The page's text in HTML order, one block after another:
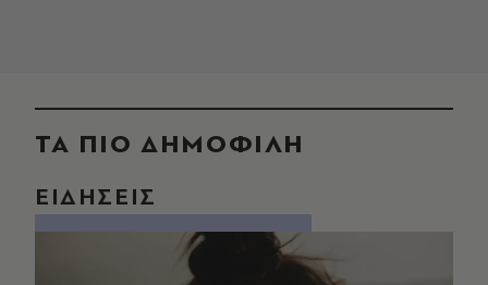
ΤΑ ΠΙΟ ΔΗΜΟΦΙΛΗ
ΕΙΔΗΣΕΙΣ